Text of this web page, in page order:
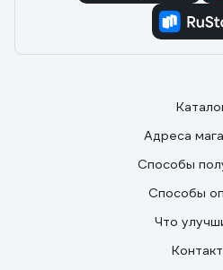
Адреса
Способы
Способы
Что